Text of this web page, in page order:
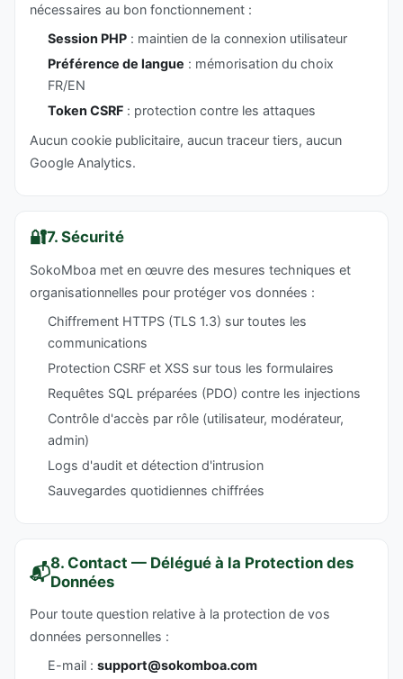
nécessaires au bon fonctionnement :
Session PHP : maintien de la connexion utilisateur
Préférence de langue : mémorisation du choix
FR/EN
Token CSRF : protection contre les attaques
Aucun cookie publicitaire, aucun traceur tiers, aucun
Google Analytics.
🔐7. Sécurité
SokoMboa met en œuvre des mesures techniques et
organisationnelles pour protéger vos données :
Chiffrement HTTPS (TLS 1.3) sur toutes les
communications
Protection CSRF et XSS sur tous les formulaires
Requêtes SQL préparées (PDO) contre les injections
Contrôle d'accès par rôle (utilisateur, modérateur,
admin)
Logs d'audit et détection d'intrusion
Sauvegardes quotidiennes chiffrées
📬8. Contact — Délégué à la Protection des
Données
Pour toute question relative à la protection de vos
données personnelles :
E-mail : support@sokomboa.com